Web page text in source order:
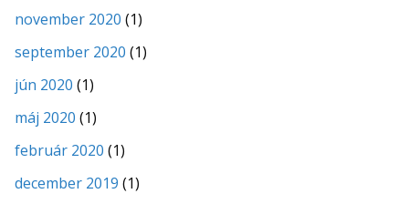
november 2020 (1)
september 2020 (1)
jún 2020 (1)
máj 2020 (1)
február 2020 (1)
december 2019 (1)